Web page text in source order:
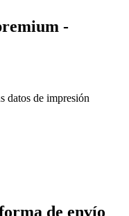
-
datos de impresión
de envío